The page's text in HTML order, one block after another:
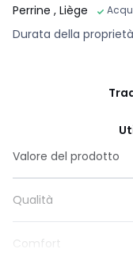
Perrine , Liège
Durata della
Valore del prodotto
Qualità
Comfort